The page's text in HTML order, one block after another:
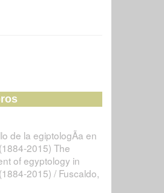
de la egiptologÃ­a en
2015) The
of egyptology in
2015) / Fuscaldo,